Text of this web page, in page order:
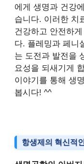
에게 생명과 건강
습니다. 이러한 치
건강하고 안전하
다. 플레밍과 페니
는 도전과 발전을
요성을 되새기게
이야기를 통해 생
봅시다! ^^
항생제의 혁신적